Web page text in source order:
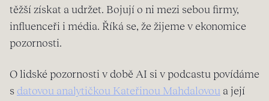
těžší získat a udržet. Bojují o ni mezi sebou firmy,
influenceři i média. Říká se, že žijeme v ekonomice
pozornosti.
O lidské pozornosti v době AI si v podcastu povídáme
s datovou analytičkou Kateřinou Mahdalovou a její